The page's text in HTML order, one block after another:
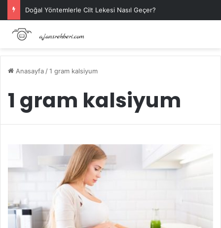
Doğal Yöntemlerle Cilt Lekesi Nasıl Geçer?
Anasayfa /1 gram kalsiyum
1 gram kalsiyum